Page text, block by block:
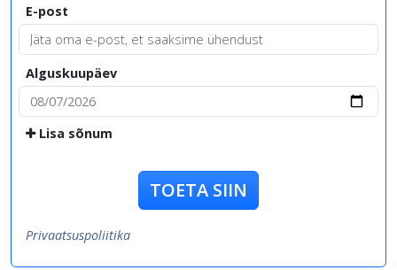
E-post
Alguskuupäev
Lisa sõnum
TOETA SIIN
Privaatsuspoliitika